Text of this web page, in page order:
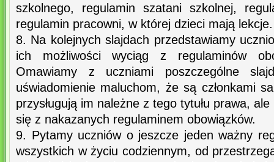
szkolnego, regulamin szatani szkolnej,
regulamin pracowni, w której dzieci mają lekcje.
8. Na kolejnych slajdach przedstawiamy
ich możliwości wyciąg z regulaminów
Omawiamy z uczniami poszczególne
uświadomienie maluchom, że są członkami
przysługują im należne z tego tytułu prawa,
się z nakazanych regulaminem obowiązków.
9. Pytamy uczniów o jeszcze jeden ważny
wszystkich w życiu codziennym, od